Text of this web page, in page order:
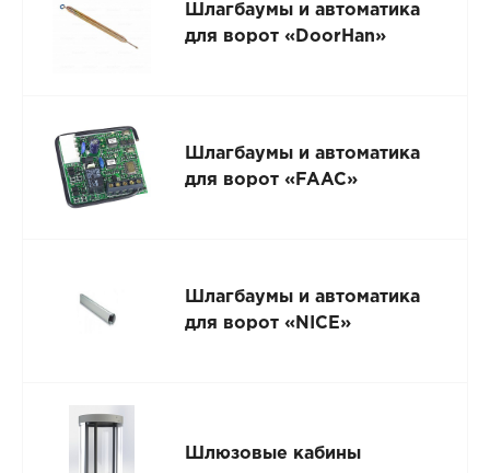
Шлагбаумы и автоматика
для ворот «DoorHan»
Шлагбаумы и автоматика
для ворот «FAAC»
Шлагбаумы и автоматика
для ворот «NICE»
Шлюзовые кабины